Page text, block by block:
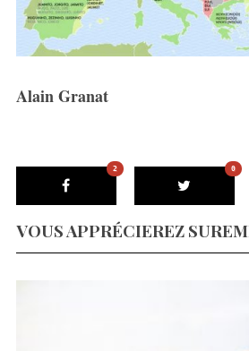
Alain Granat
2 0
VOUS APPRÉCIEREZ